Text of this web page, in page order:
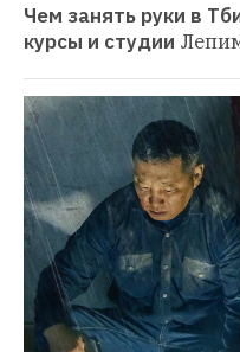
Чем занять руки в
курсы и студии